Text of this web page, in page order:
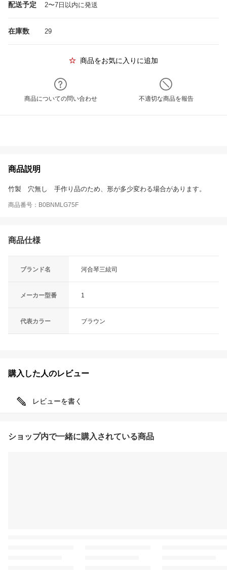
配送予定 2〜7日以内に発送
在庫数 29
商品をお気に入りに追加
商品についての問い合わせ 不適切な商品を報告
商品説明
竹製 穴無し 手作り品のため、形が多少変わる場合があります。
商品番号：B0BNMLG75F
商品仕様
ブランド名 河合琴三絃司
メーカー型番 1
代表カラー ブラウン
購入した人のレビュー
レビューを書く
ショップ内で一緒に購入されている商品